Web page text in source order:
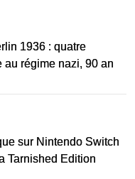
1936 : quatre
au régime nazi, 90 ans
sur Nintendo Switch
Tarnished Edition